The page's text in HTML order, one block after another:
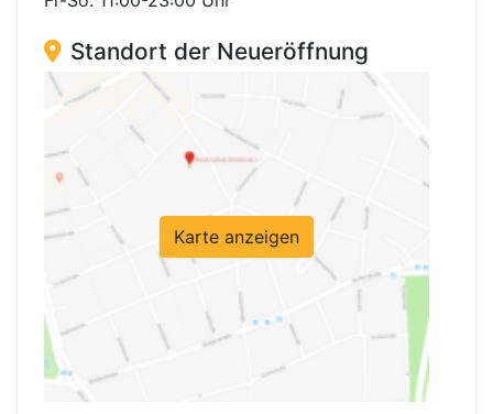
Standort der Neueröffnung
Karte anzeigen